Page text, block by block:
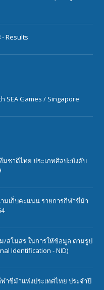
- Results
SEA Games / Singapore
ชาติไทย ประเภทศิลปะบังคับ
มเก็บคะแนน รายการกีฬาขี่ม้า
/สโมสร ในการให้ข้อมูล ตามรูป
Identification - NID)
าขี่ม้าแห่งประเทศไทย ประจำปี